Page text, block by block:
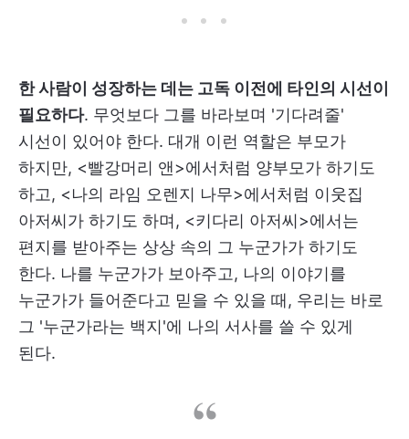
한 사람이 성장하는 데는 고독 이전에 타인의 시선이
필요하다. 무엇보다 그를 바라보며 '기다려줄'
시선이 있어야 한다. 대개 이런 역할은 부모가
하지만, <빨강머리 앤>에서처럼 양부모가 하기도
하고, <나의 라임 오렌지 나무>에서처럼 이웃집
아저씨가 하기도 하며, <키다리 아저씨>에서는
편지를 받아주는 상상 속의 그 누군가가 하기도
한다. 나를 누군가가 보아주고, 나의 이야기를
누군가가 들어준다고 믿을 수 있을 때, 우리는 바로
그 '누군가라는 백지'에 나의 서사를 쓸 수 있게
된다.